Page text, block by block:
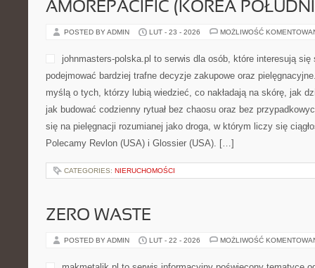
traktują ruch nie jako
CATEGORIES:NIERUCHOMOŚCI
AMOREPACIFIC (KOREA
MOŻLIWOŚĆ
johnmasters-polska.pl to